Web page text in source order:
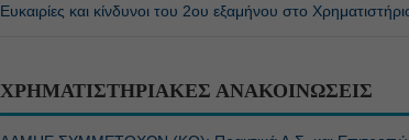
Ευκαιρίες και κίνδυνοι του 2ου εξαμήνου στο
ΧΡΗΜΑΤΙΣΤΗΡΙΑΚΕΣ ΑΝΑΚΟΙΝΩΣΕΙΣ